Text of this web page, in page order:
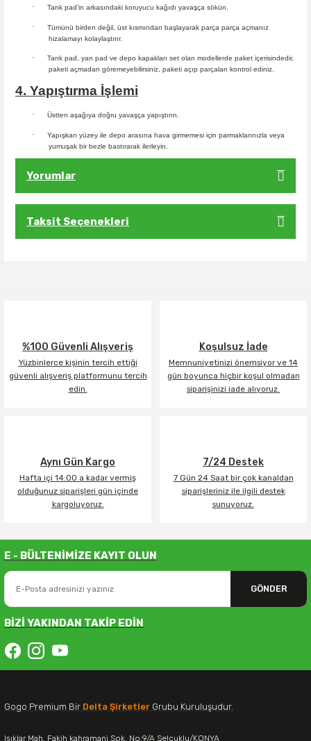
· Tank pad’in arkasındaki koruyucu kağıdı yavaşça sökün.
·
Tümünü birden değil, üst kısmından başlayarak parça parça açmanız
hizalamayı kolaylaştırır.
·
Tank pad, yan pad ve depo kapakları set olan modellerde paket içerisindedir,
paketi açmadan göremeyebilirsiniz, paketi açıp parçaları kontrol ediniz.
4. Yapıştırma İşlemi
· Üstten aşağıya doğru yavaşça yapıştırın.
·
Yapışkan yüzey ile depo arasına hava girmemesi için parmaklarınızla veya
yumuşak bir bezle bastırarak ilerleyin.
Yorumlar
Taksit Seçenekleri
%100 Güvenli Alışveriş
Yüzbinlerce kişinin tercih ettiği
güvenli alışveriş platformunu tercih
edin.
Koşulsuz İade
Memnuniyetinizi önemsiyor ve 14
gün boyunca hiçbir koşul olmadan
siparişinizi iade alıyoruz.
Aynı Gün Kargo
Hafta içi 14:00 a kadar vermiş
olduğunuz siparişleri gün içinde
kargoluyoruz.
7/24 Destek
7 Gün 24 Saat bir çok kanaldan
siparişleriniz ile ilgili destek
sunuyoruz.
E - BÜLTENİMİZE KAYIT OLUN
GÖNDER
BİZİ YAKINDAN TAKİP EDİN
Gogo Premium Bir Delta Şirketler Grubu Kuruluşudur.
Işıklar Mah. Fakih kahramani Sok. No:9/A Selçuklu/KONYA